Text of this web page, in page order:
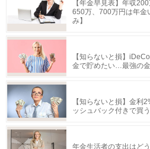
【年金早見表】年収
650万、700万円は年金
み】
【知らないと損】
金で貯めたい…最強の
【知らないと損】金利
ッシュバック付きで買
年金生活者の支出はど